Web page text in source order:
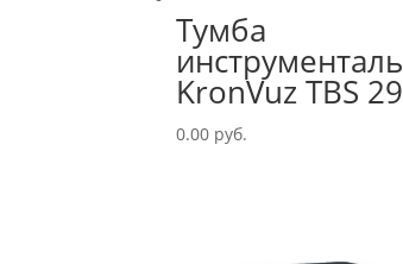
Тумба
KronVuz TBS
0.00 руб.